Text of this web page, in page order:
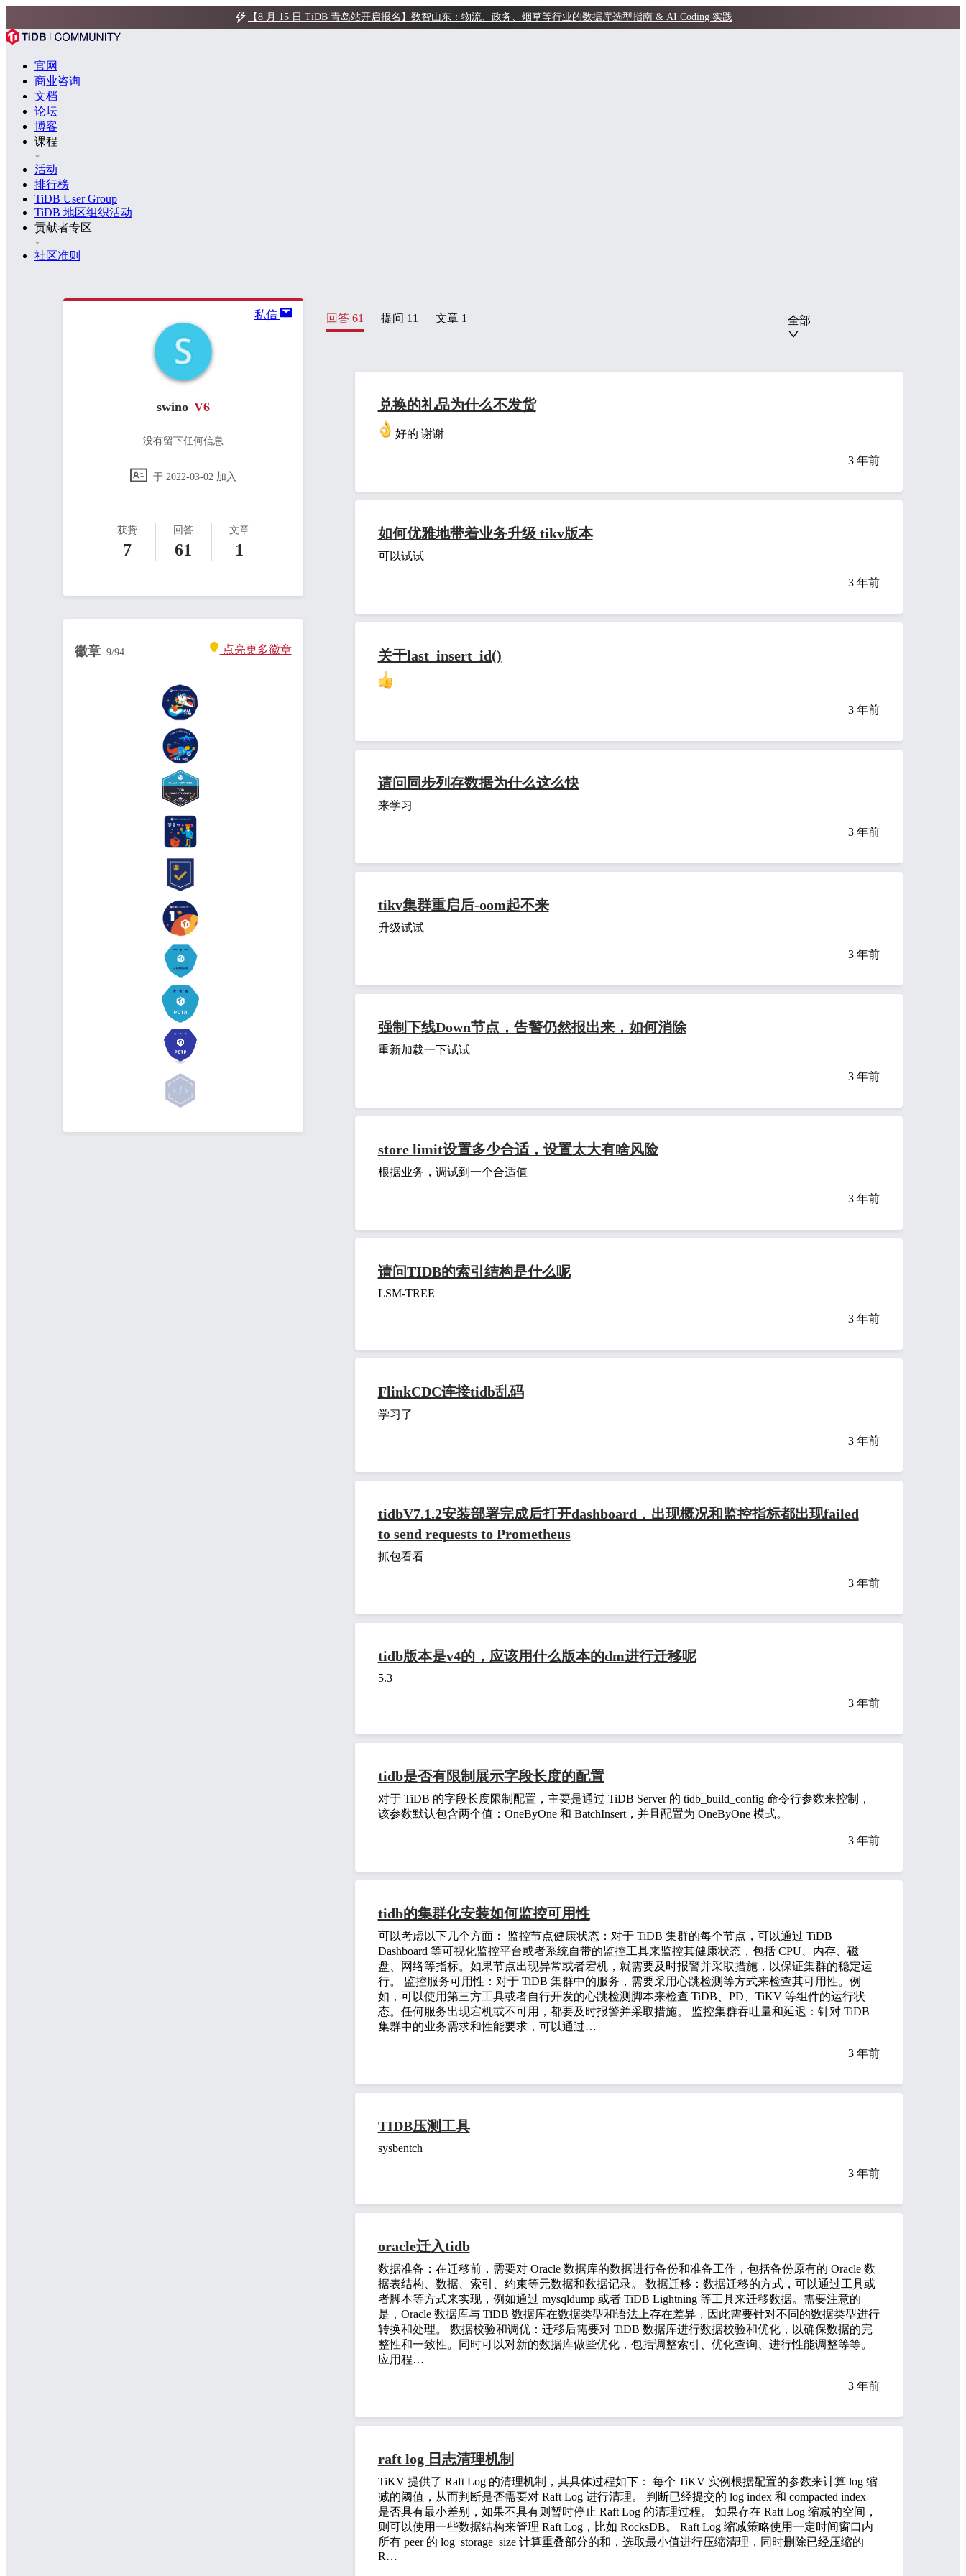
【8 月 15 日 TiDB 青岛站开启报名】数智山东：物流、政务、烟草等行业的数据库选型指南 & AI Coding 实践
官网
商业咨询
文档
论坛
博客
课程
活动
排行榜
TiDB User Group
TiDB 地区组织活动
贡献者专区
社区准则
私信
swino V6
没有留下任何信息
于 2022-03-02 加入
获赞
7
回答
61
文章
1
徽章 9/94 点亮更多徽章
回答 61 提问 11 文章 1 全部
兑换的礼品为什么不发货
好的 谢谢
3 年前
如何优雅地带着业务升级 tikv版本
可以试试
3 年前
关于last_insert_id()
3 年前
请问同步列存数据为什么这么快
来学习
3 年前
tikv集群重启后-oom起不来
升级试试
3 年前
强制下线Down节点，告警仍然报出来，如何消除
重新加载一下试试
3 年前
store limit设置多少合适，设置太大有啥风险
根据业务，调试到一个合适值
3 年前
请问TIDB的索引结构是什么呢
LSM-TREE
3 年前
FlinkCDC连接tidb乱码
学习了
3 年前
tidbV7.1.2安装部署完成后打开dashboard，出现概况和监控指标都出现failed
to send requests to Prometheus
抓包看看
3 年前
tidb版本是v4的，应该用什么版本的dm进行迁移呢
5.3
3 年前
tidb是否有限制展示字段长度的配置
对于 TiDB 的字段长度限制配置，主要是通过 TiDB Server 的 tidb_build_config 命令行参数来控制，
该参数默认包含两个值：OneByOne 和 BatchInsert，并且配置为 OneByOne 模式。
3 年前
tidb的集群化安装如何监控可用性
可以考虑以下几个方面： 监控节点健康状态：对于 TiDB 集群的每个节点，可以通过 TiDB
Dashboard 等可视化监控平台或者系统自带的监控工具来监控其健康状态，包括 CPU、内存、磁
盘、网络等指标。如果节点出现异常或者宕机，就需要及时报警并采取措施，以保证集群的稳定运
行。 监控服务可用性：对于 TiDB 集群中的服务，需要采用心跳检测等方式来检查其可用性。例
如，可以使用第三方工具或者自行开发的心跳检测脚本来检查 TiDB、PD、TiKV 等组件的运行状
态。任何服务出现宕机或不可用，都要及时报警并采取措施。 监控集群吞吐量和延迟：针对 TiDB
集群中的业务需求和性能要求，可以通过…
3 年前
TIDB压测工具
sysbentch
3 年前
oracle迁入tidb
数据准备：在迁移前，需要对 Oracle 数据库的数据进行备份和准备工作，包括备份原有的 Oracle 数
据表结构、数据、索引、约束等元数据和数据记录。 数据迁移：数据迁移的方式，可以通过工具或
者脚本等方式来实现，例如通过 mysqldump 或者 TiDB Lightning 等工具来迁移数据。需要注意的
是，Oracle 数据库与 TiDB 数据库在数据类型和语法上存在差异，因此需要针对不同的数据类型进行
转换和处理。 数据校验和调优：迁移后需要对 TiDB 数据库进行数据校验和优化，以确保数据的完
整性和一致性。同时可以对新的数据库做些优化，包括调整索引、优化查询、进行性能调整等等。
应用程…
3 年前
raft log 日志清理机制
TiKV 提供了 Raft Log 的清理机制，其具体过程如下： 每个 TiKV 实例根据配置的参数来计算 log 缩
减的阈值，从而判断是否需要对 Raft Log 进行清理。 判断已经提交的 log index 和 compacted index
是否具有最小差别，如果不具有则暂时停止 Raft Log 的清理过程。 如果存在 Raft Log 缩减的空间，
则可以使用一些数据结构来管理 Raft Log，比如 RocksDB。 Raft Log 缩减策略使用一定时间窗口内
所有 peer 的 log_storage_size 计算重叠部分的和，选取最小值进行压缩清理，同时删除已经压缩的
R…